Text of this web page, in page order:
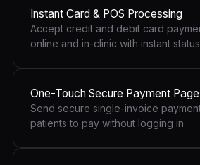
Instant Card & POS Processing
Accept credit and debit card
online and in-clinic with instant
One-Touch Secure Payment Page
Send secure single-invoice
patients to pay without logging in.